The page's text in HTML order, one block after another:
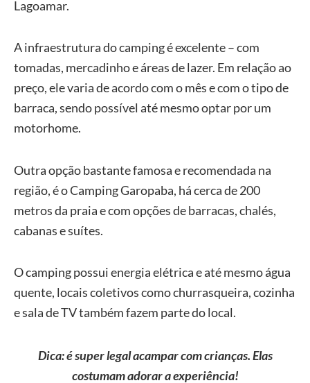
Lagoamar.
A infraestrutura do camping é excelente – com
tomadas, mercadinho e áreas de lazer. Em relação ao
preço, ele varia de acordo com o mês e com o tipo de
barraca, sendo possível até mesmo optar por um
motorhome.
Outra opção bastante famosa e recomendada na
região, é o Camping Garopaba, há cerca de 200
metros da praia e com opções de barracas, chalés,
cabanas e suítes.
O camping possui energia elétrica e até mesmo água
quente, locais coletivos como churrasqueira, cozinha
e sala de TV também fazem parte do local.
Dica: é super legal acampar com crianças. Elas
costumam adorar a experiência!